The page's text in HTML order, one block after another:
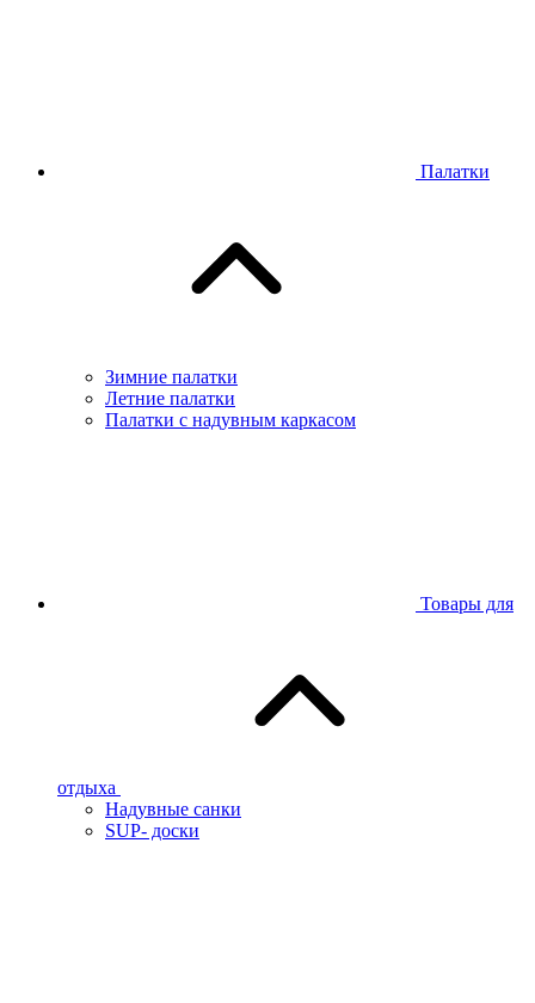
Палатки
Зимние палатки
Летние палатки
Палатки с надувным каркасом
Товары для
отдыха
Надувные санки
SUP- доски